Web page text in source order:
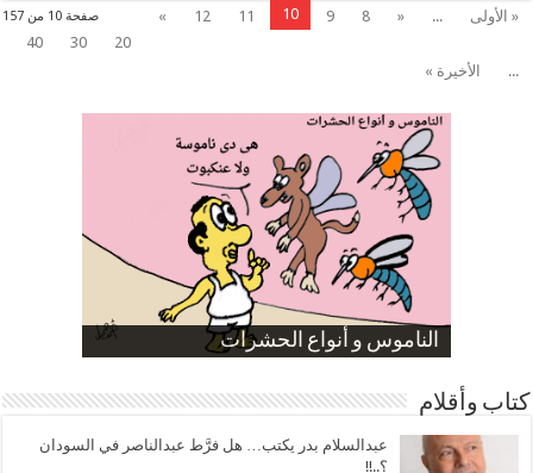
صفحة 10 من 157 « الأولى ...
«
8
9
10
11
12
»
20
30
40
...
الأخيرة »
الناموس و أنواع الحشرات
الموظفين بعد ارتفاع الأسعار
ارتفاع نسبة الطلاق في مصر
صورة كاركاتيرية
صورة كاركاتيرية
كتاب وأقلام
عبدالسلام بدر يكتب… هل فرَّط عبدالناصر في السودان
؟..!!